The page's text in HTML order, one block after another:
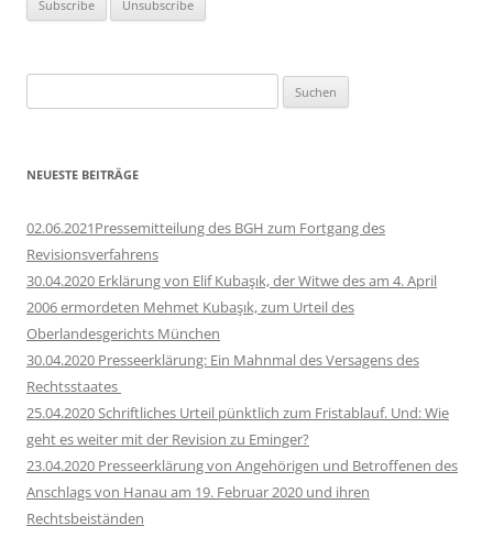
nach:
NEUESTE BEITRÄGE
02.06.2021Pressemitteilung des BGH zum Fortgang des
Revisionsverfahrens
30.04.2020 Erklärung von Elif Kubaşık, der Witwe des am 4. April
2006 ermordeten Mehmet Kubaşık, zum Urteil des
Oberlandesgerichts München
30.04.2020 Presseerklärung: Ein Mahnmal des Versagens des
Rechtsstaates
25.04.2020 Schriftliches Urteil pünktlich zum Fristablauf. Und: Wie
geht es weiter mit der Revision zu Eminger?
23.04.2020 Presseerklärung von Angehörigen und Betroffenen des
Anschlags von Hanau am 19. Februar 2020 und ihren
Rechtsbeiständen